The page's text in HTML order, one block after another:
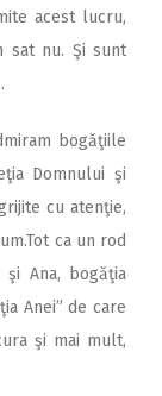
acest lucru,
sat nu. Şi sunt
bogăţiile
Domnului şi
cu atenţie,
ca un rod
Ana, bogăţia
Anei” de care
şi mai mult,